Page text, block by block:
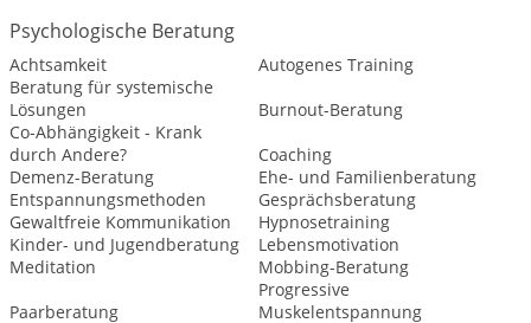
Psychologische Beratung
Achtsamkeit
Autogenes Training
Beratung für systemische
Lösungen
Burnout-Beratung
Co-Abhängigkeit - Krank
durch Andere?
Coaching
Demenz-Beratung
Ehe- und Familienberatung
Entspannungsmethoden
Gesprächsberatung
Gewaltfreie Kommunikation
Hypnosetraining
Kinder- und Jugendberatung
Lebensmotivation
Meditation
Mobbing-Beratung
Paarberatung
Progressive
Muskelentspannung